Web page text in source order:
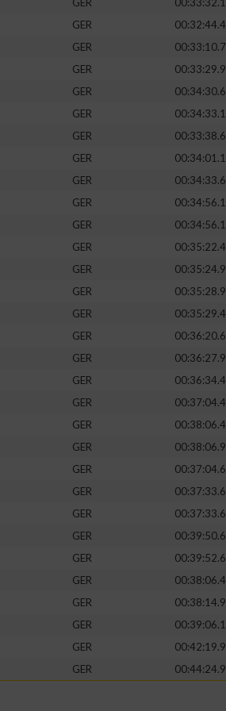
GER 00:32:44.4
GER
00:33:10.7
GER
00:33:29.9
GER
00:34:30.6
GER
00:34:33.1
GER 00:33:38.6
GER
00:34:01.1
GER
00:34:33.6
GER
00:34:56.1
GER
00:34:56.1
GER 00:35:22.4
GER
00:35:24.9
GER
00:35:28.9
GER
00:35:29.4
GER
00:36:20.6
GER 00:36:27.9
GER
00:36:34.4
GER
00:37:04.4
GER
00:38:06.4
GER
00:38:06.9
GER 00:37:04.6
GER
00:37:33.6
GER
00:37:33.6
GER
00:39:50.6
GER
00:39:52.6
GER 00:38:06.4
GER
00:38:14.9
GER
00:39:06.1
GER
00:42:19.9
GER 00:44:24.9
von Daten aus